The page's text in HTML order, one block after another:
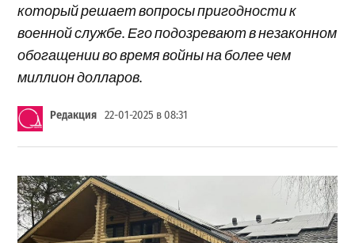
который решает вопросы пригодности к
военной службе. Его подозревают в незаконном
обогащении во время войны на более чем
миллион долларов.
Редакция 22-01-2025 в 08:31